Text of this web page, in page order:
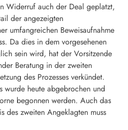
Widerruf auch der Deal geplatzt,
der angezeigten
umfangreichen Beweisaufnahme
Da dies in dem vorgesehenen
sein wird, hat der Vorsitzende
Beratung in der zweiten
des Prozesses verkündet.
wurde heute abgebrochen und
begonnen werden. Auch das
des zweiten Angeklagten muss